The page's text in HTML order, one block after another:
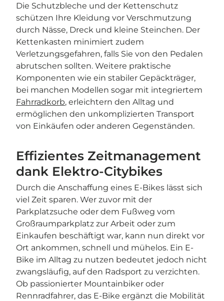
Die Schutzbleche und der Kettenschutz
schützen Ihre Kleidung vor Verschmutzung
durch Nässe, Dreck und kleine Steinchen. Der
Kettenkasten minimiert zudem
Verletzungsgefahren, falls Sie von den Pedalen
abrutschen sollten. Weitere praktische
Komponenten wie ein stabiler Gepäckträger,
bei manchen Modellen sogar mit integriertem
Fahrradkorb, erleichtern den Alltag und
ermöglichen den unkomplizierten Transport
von Einkäufen oder anderen Gegenständen.
Effizientes Zeitmanagement
dank Elektro-Citybikes
Durch die Anschaffung eines E-Bikes lässt sich
viel Zeit sparen. Wer zuvor mit der
Parkplatzsuche oder dem Fußweg vom
Großraumparkplatz zur Arbeit oder zum
Einkaufen beschäftigt war, kann nun direkt vor
Ort ankommen, schnell und mühelos. Ein E-
Bike im Alltag zu nutzen bedeutet jedoch nicht
zwangsläufig, auf den Radsport zu verzichten.
Ob passionierter Mountainbiker oder
Rennradfahrer, das E-Bike ergänzt die Mobilität